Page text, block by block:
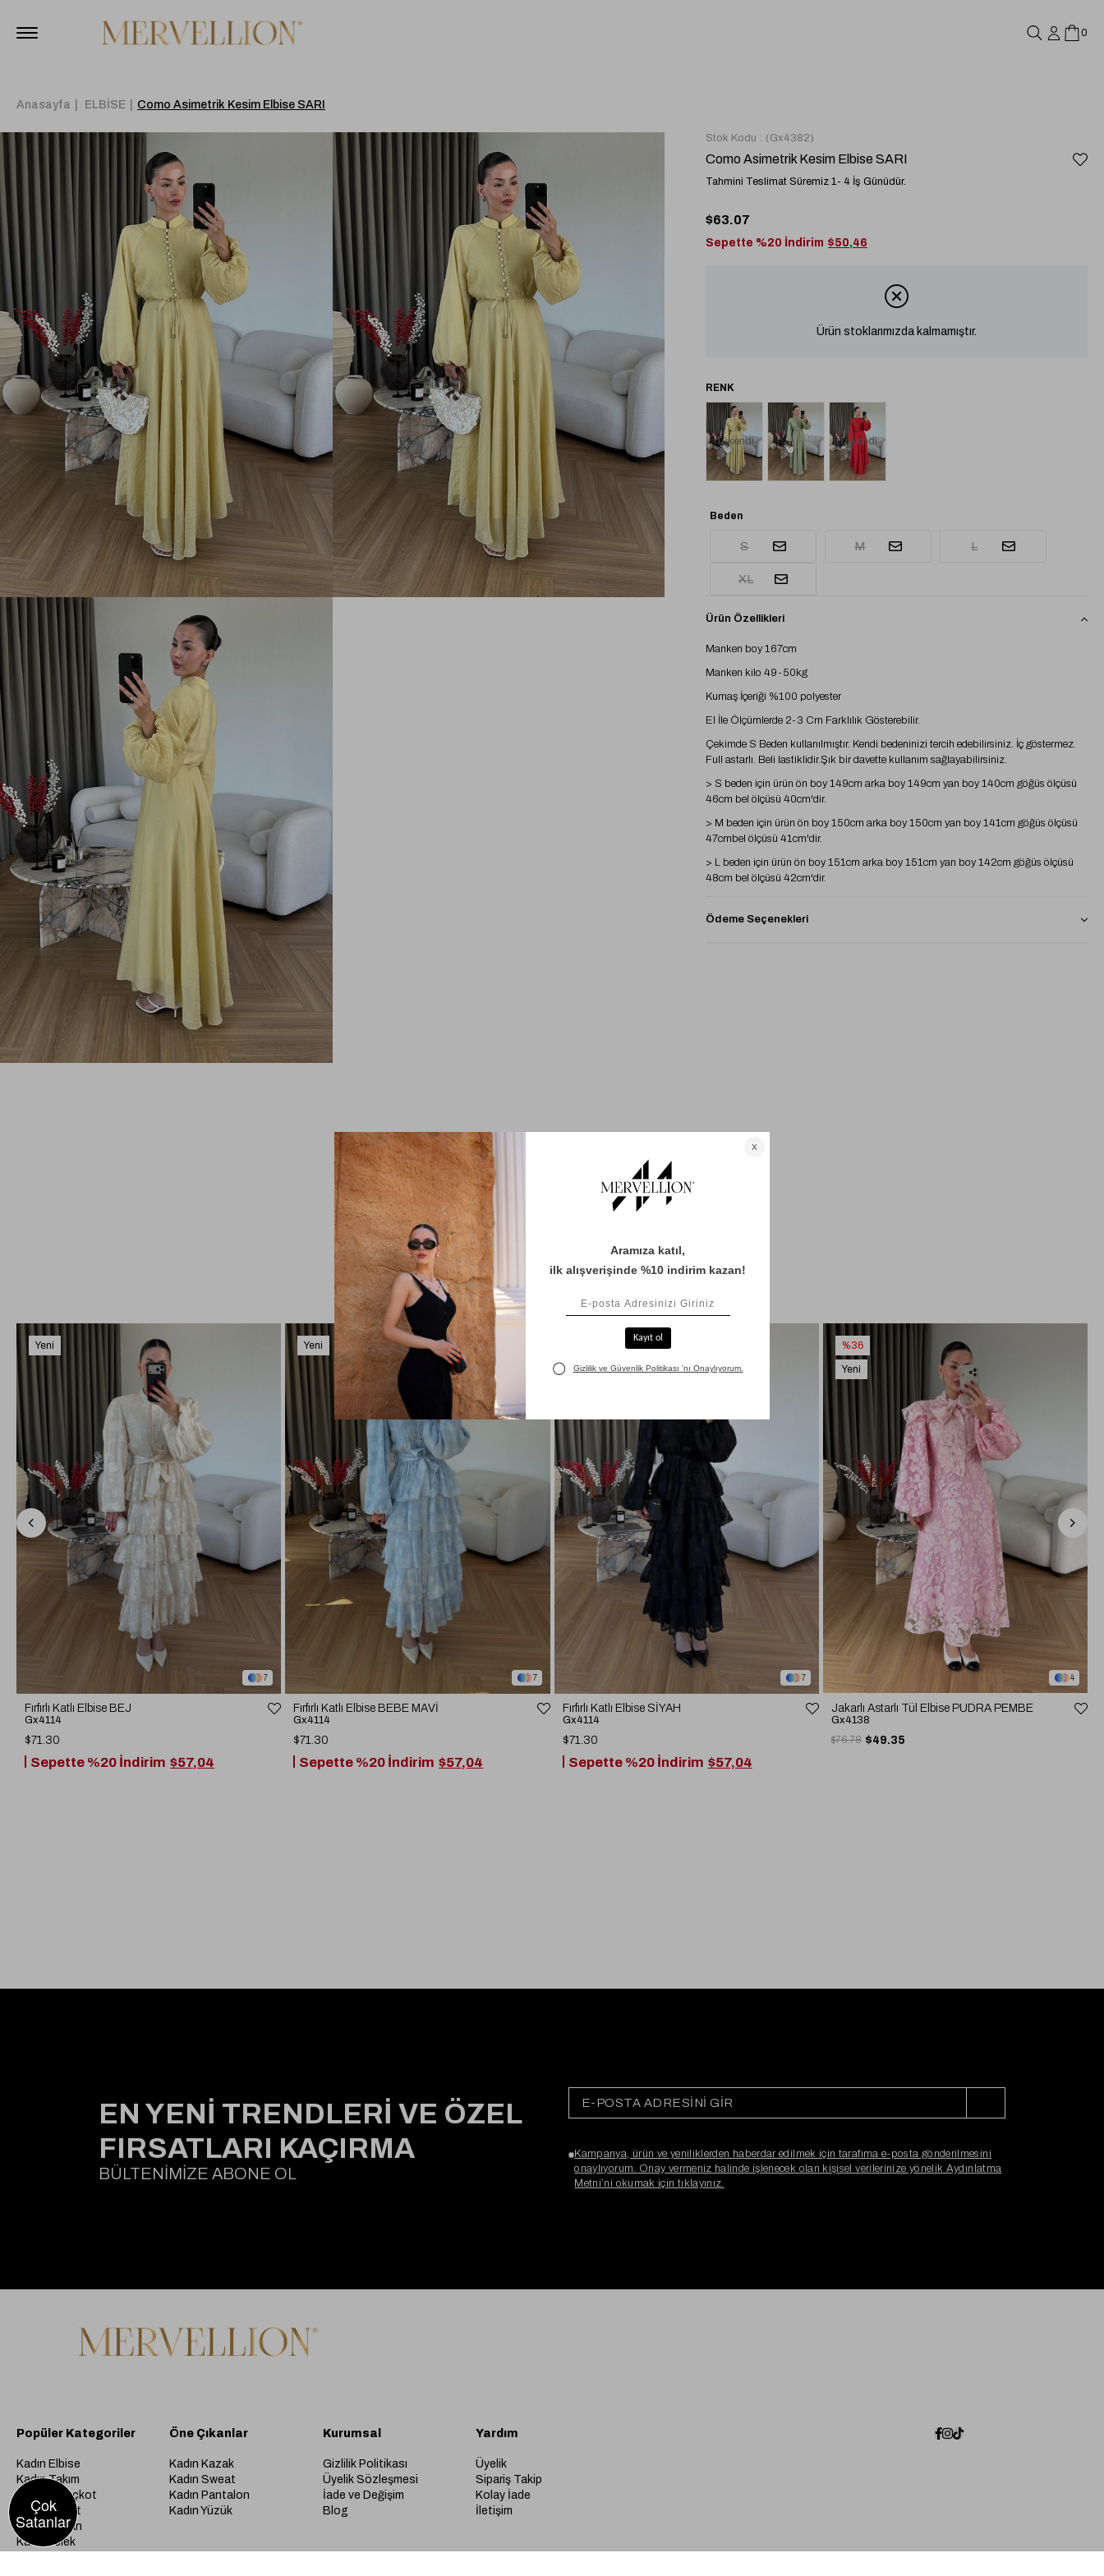
0
Anasayfa ELBİSE Como Asimetrik Kesim Elbise SARI
Stok Kodu (Gx4382)
Como Asimetrik Kesim Elbise SARI
Tahmini Teslimat Süremiz 1- 4 İş Günüdür.
$63.07
Sepette %20 İndirim $50,46
Ürün stoklarımızda kalmamıştır.
Tükendi Tükendi
Beden
S M L
XL
Ürün Özellikleri
Manken boy 167cm
Manken kilo 49-50kg
Kumaş İçeriği %100 polyester
El İle Ölçümlerde 2-3 Cm Farklılık Gösterebilir.
Çekimde S Beden kullanılmıştır. Kendi bedeninizi tercih edebilirsiniz. İç göstermez.
Full astarlı. Beli lastiklidir.Şık bir davette kullanım sağlayabilirsiniz.
> S beden için ürün ön boy 149cm arka boy 149cm yan boy 140cm göğüs ölçüsü
46cm bel ölçüsü 40cm'dir.
> M beden için ürün ön boy 150cm arka boy 150cm yan boy 141cm göğüs ölçüsü
47cmbel ölçüsü 41cm'dir.
> L beden için ürün ön boy 151cm arka boy 151cm yan boy 142cm göğüs ölçüsü
48cm bel ölçüsü 42cm'dir.
49cm bel ölçüsü 43cm'dir.
Ödeme Seçenekleri
BENZER ÜRÜNLER
7
Fırfırlı Katlı Elbise BEJ
Gx4114
$71.30
Sepette %20 İndirim $57,04
Yeni
7
Fırfırlı Katlı Elbise BEBE MAVİ
Gx4114
$71.30
Sepette %20 İndirim $57,04
Yeni
7
Fırfırlı Katlı Elbise SİYAH
Gx4114
$71.30
Sepette %20 İndirim $57,04
Ürün
4
Jakarlı Astarlı Tül Elbise PUDRA PEMBE
Gx4138
$49.35
$76.78
%36
Yeni
EN YENİ TRENDLERİ VE ÖZEL
FIRSATLARI KAÇIRMA
BÜLTENİMİZE ABONE OL
Kampanya, ürün ve yeniliklerden haberdar edilmek için tarafıma e-posta gönderilmesini
onaylıyorum. Onay vermeniz halinde işlenecek olan kişisel verilerinize yönelik Aydınlatma
Metni’ni okumak için tıklayınız.
Popüler Kategoriler
Kadın Elbise
Kadın Takım
Kadın Trençkot
Kadın Ceket
Kadın Kaban
Kadın Yelek
Öne Çıkanlar
Kadın Kazak
Kadın Sweat
Kadın Pantalon
Kadın Yüzük
Kurumsal
Gizlilik Politikası
Üyelik Sözleşmesi
İade ve Değişim
Blog
Yardım
Üyelik
Sipariş Takip
Kolay İade
İletişim
Çok
Satanlar